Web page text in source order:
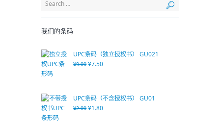
我们的条码
UPC条码（独立授权书） GU021
¥9.00 ¥7.50
UPC条码（不含授权书） GU01
¥2.00 ¥1.80